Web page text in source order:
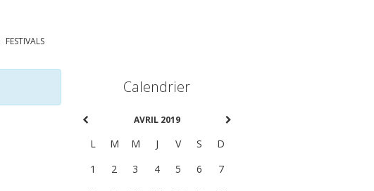
FESTIVALS
Calendrier
AVRIL 2019
L M M J V S
D
1
2 3 4 5 6
7